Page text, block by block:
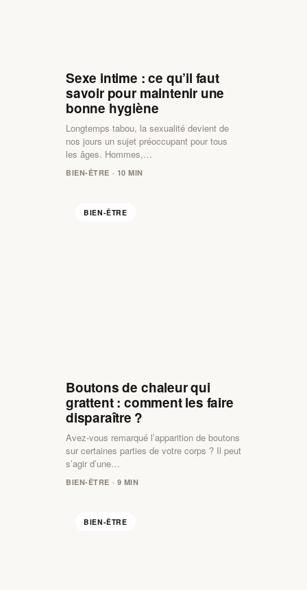
Sexe intime : ce qu’il faut
savoir pour maintenir une
bonne hygiène
Longtemps tabou, la sexualité devient de
nos jours un sujet préoccupant pour tous
les âges. Hommes,…
BIEN-ÊTRE · 10 MIN
BIEN-ÊTRE
Boutons de chaleur qui
grattent : comment les faire
disparaître ?
Avez-vous remarqué l’apparition de boutons
sur certaines parties de votre corps ? Il peut
s’agir d’une…
BIEN-ÊTRE · 9 MIN
BIEN-ÊTRE